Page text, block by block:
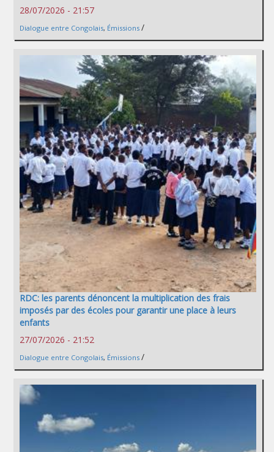
28/07/2026 - 21:57
Dialogue entre Congolais, Émissions /
RDC: les parents dénoncent la multiplication des frais
imposés par des écoles pour garantir une place à leurs
enfants
27/07/2026 - 21:52
Dialogue entre Congolais, Émissions /